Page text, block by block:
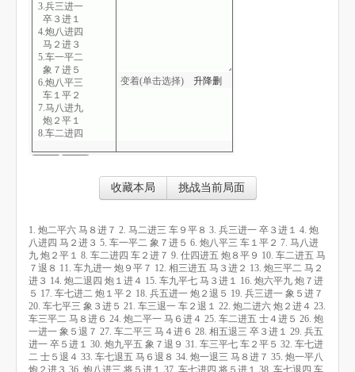
3.兵三进一
卒３进１
4.炮八进四
马２进３
5.车一平二
象７进５
6.炮八平三
车１平２
7.马八进九
炮２平１
8.车二进四
9.仕四进五
12.相三进五
马３进２
13.炮三平二
马２进３
14.炮二退四
炮１进４
15.车九平七
马３进１
16.炮六平九
炮７进５
17.车七进二
变着(单击选择) 升降删
收藏本局 挑战当前局面
1. 炮二平六 马８进７ 2. 马二进三 车９平８ 3. 兵三进一 卒３进１ 4. 炮
八进四 马２进３ 5. 车一平二 象７进５ 6. 炮八平三 车１平２ 7. 马八进
九 炮２平１ 8. 车二进四 车２进７ 9. 仕四进五 炮８平９ 10. 车二进五 马
７退８ 11. 车九进一 炮９平７ 12. 相三进五 马３进２ 13. 炮三平二 马２
进３ 14. 炮二退四 炮１进４ 15. 车九平七 马３进１ 16. 炮六平九 炮７进
５ 17. 车七进二 炮１平２ 18. 兵五进一 炮２退５ 19. 兵三进一 象５进７
20. 车七平三 象３进５ 21. 车三退一 车２退１ 22. 炮二进六 炮２进４ 23.
车三平二 马８进６ 24. 炮二平一 马６进４ 25. 车二进五 士４进５ 26. 炮
一进一 象５退７ 27. 车二平三 马４进６ 28. 相五退三 卒３进１ 29. 兵五
进一 卒５进１ 30. 炮九平五 象７退９ 31. 车三平七 车２平５ 32. 车七进
二 士５退４ 33. 车七退五 马６退８ 34. 炮一退三 马８进７ 35. 炮一平八
炮２进３ 36. 炮八进三 将５进１ 37. 车七进四 将５进１ 38. 车七退四 车